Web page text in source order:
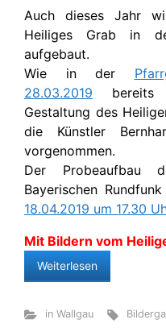
Auch dieses Jahr
Heiliges Grab in
aufgebaut.
Wie in der
28.03.2019 bereits
Gestaltung des
die Künstler
vorgenommen.
Der Probeaufbau
Bayerischen
18.04.2019 um 17.30
Mit Bildern vom
Weiterlesen
in Wallgau